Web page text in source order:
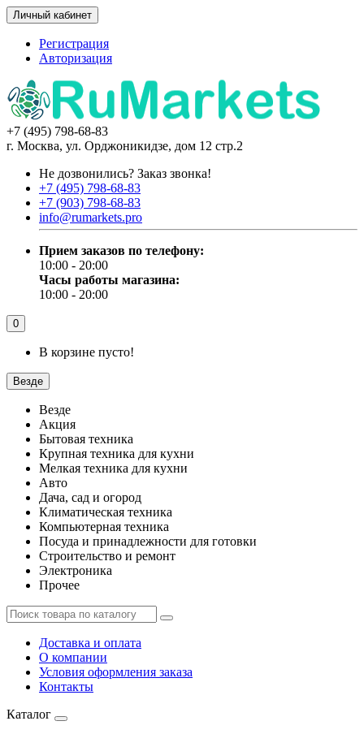
Личный кабинет
Регистрация
Авторизация
+7 (495) 798-68-83
г. Москва, ул. Орджоникидзе, дом 12 стр.2
Не дозвонились? Заказ звонка!
+7 (495) 798-68-83
+7 (903) 798-68-83
info@rumarkets.pro
Прием заказов по телефону:
10:00 - 20:00
Часы работы магазина:
10:00 - 20:00
0
В корзине пусто!
Везде
Везде
Акция
Бытовая техника
Крупная техника для кухни
Мелкая техника для кухни
Авто
Дача, сад и огород
Климатическая техника
Компьютерная техника
Посуда и принадлежности для готовки
Строительство и ремонт
Электроника
Прочее
Доставка и оплата
О компании
Условия оформления заказа
Контакты
Каталог